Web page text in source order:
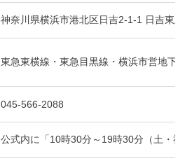
神奈川県横浜市港北区日吉2-1-1 日吉東急
東急東横線・東急目黒線・横浜市営地下鉄
045-566-2088
公式内に「10時30分～19時30分（土・祝